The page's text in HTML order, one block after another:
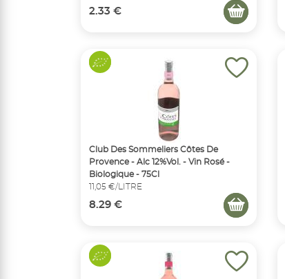
2.33 €
Club Des Sommeliers Côtes De
Provence - Alc 12%Vol. - Vin Rosé -
Biologique - 75Cl
11,05 €/LITRE
8.29 €